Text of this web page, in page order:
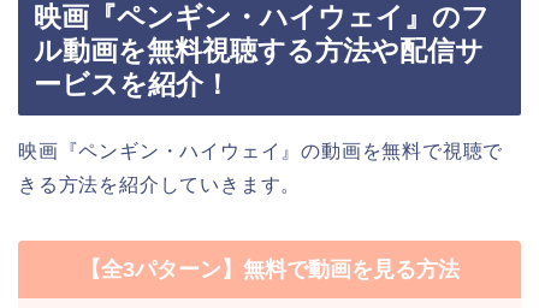
映画『ペンギン・ハイウェイ』のフ
ル動画を無料視聴する方法や配信サ
ービスを紹介！
映画『ペンギン・ハイウェイ』の動画を無料で視聴で
きる方法を紹介していきます。
【全3パターン】無料で動画を見る方法